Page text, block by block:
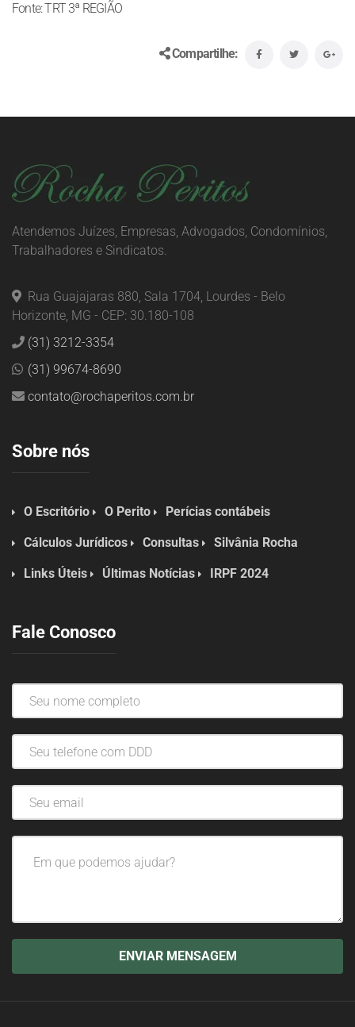
Fonte: TRT 3ª REGIÃO
Compartilhe:
Atendemos Juízes, Empresas, Advogados, Condomínios,
Trabalhadores e Sindicatos.
Rua Guajajaras 880, Sala 1704, Lourdes - Belo
Horizonte, MG - CEP: 30.180-108
(31) 3212-3354
(31) 99674-8690
contato@rochaperitos.com.br
Sobre nós
O Escritório O Perito Perícias contábeis
Cálculos Jurídicos Consultas Silvânia Rocha
Links Úteis Últimas Notícias IRPF 2024
Fale Conosco